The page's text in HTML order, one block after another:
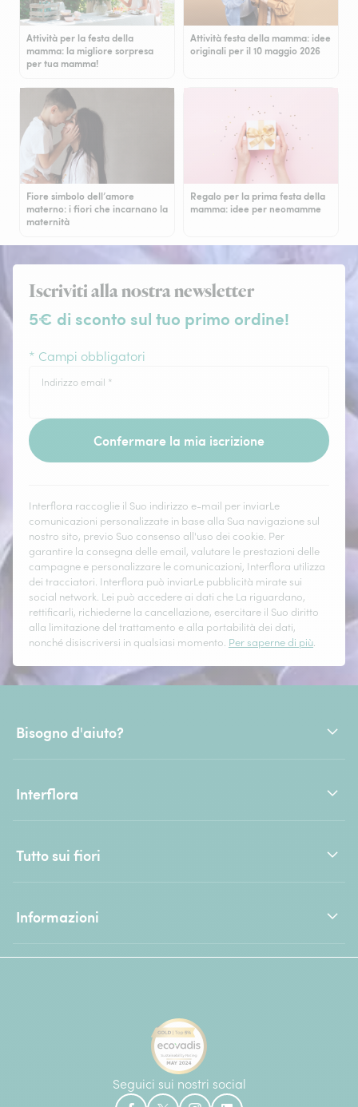
Attività per la festa della
mamma: la migliore sorpresa
per tua mamma!
Attività festa della mamma: idee
originali per il 10 maggio 2026
Fiore simbolo dell’amore
materno: i fiori che incarnano la
maternità
Regalo per la prima festa della
mamma: idee per neomamme
Iscriviti alla nostra newsletter
5€ di sconto sul tuo primo ordine!
* Campi obbligatori
Indirizzo email *
Confermare la mia iscrizione
Interflora raccoglie il Suo indirizzo e-mail per inviarLe
comunicazioni personalizzate in base alla Sua navigazione sul
nostro sito, previo Suo consenso all'uso dei cookie. Per
garantire la consegna delle email, valutare le prestazioni delle
campagne e personalizzare le comunicazioni, Interflora utilizza
dei tracciatori. Interflora può inviarLe pubblicità mirate sui
social network. Lei può accedere ai dati che La riguardano,
rettificarli, richiederne la cancellazione, esercitare il Suo diritto
alla limitazione del trattamento e alla portabilità dei dati,
nonché disiscriversi in qualsiasi momento. Per saperne di più.
Bisogno d'aiuto?
Interflora
Tutto sui fiori
Informazioni
Seguici sui nostri social